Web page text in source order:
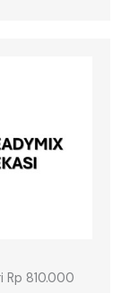
Rp 810.000